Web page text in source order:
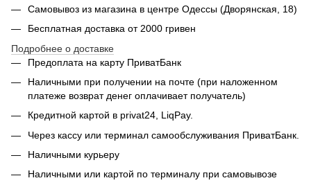
Самовывоз из магазина в центре Одессы (Дворянская, 18)
Бесплатная доставка от 2000 гривен
Подробнее о доставке
Предоплата на карту ПриватБанк
Наличными при получении на почте (при наложенном
платеже возврат денег оплачивает получатель)
Кредитной картой в privat24, LiqPay.
Через кассу или терминал самообслуживания ПриватБанк.
Наличными курьеру
Наличными или картой по терминалу при самовывозе